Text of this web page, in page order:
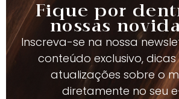
Fique por
nossas
Inscreva-se na nossa
conteúdo exclusivo, dicas
atualizações sobre o
diretamente no seu